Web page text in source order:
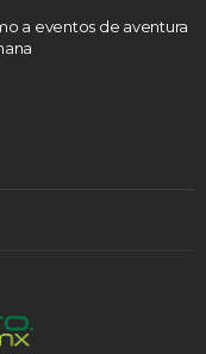
a eventos de aventura